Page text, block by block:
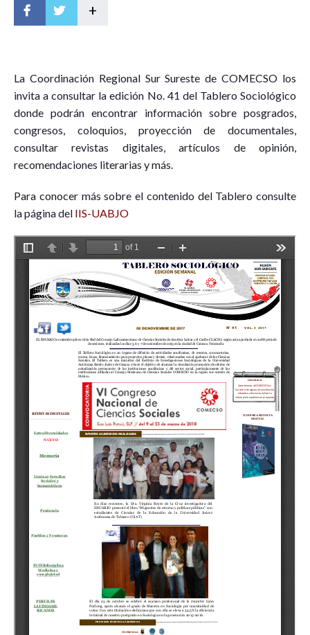
+
La Coordinación Regional Sur Sureste de COMECSO los
invita a consultar la edición No. 41 del Tablero Sociológico
donde podrán encontrar información sobre posgrados,
congresos, coloquios, proyección de documentales,
consultar revistas digitales, artículos de opinión,
recomendaciones literarias y más.
Para conocer más sobre el contenido del Tablero consulte
la página del IIS-UABJO